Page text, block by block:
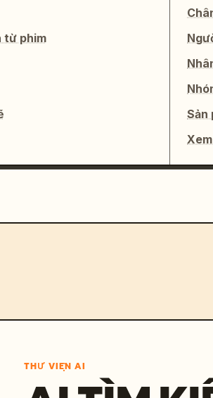
ấm cúng, ánh
thẩm mỹ
cho mạng xã hội
từ phim
Sản
THƯ VIỆN AI